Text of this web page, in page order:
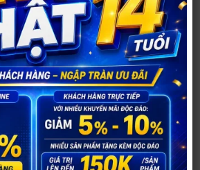
30 phút,hoặc giờ giao do khách
mật,an toàn và chất lượng.
LÀ CHÍN – UY TÍN LÀ MƯỜI
phục vụ quý khách.Cảm ơn quý
quan tâm và ủng hộ
Durex Play 50ml ở đâu
Bôi Trơn Durex Play 50mltại
.